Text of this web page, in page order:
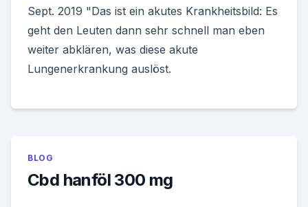
Sept. 2019 "Das ist ein akutes Krankheitsbild: Es
geht den Leuten dann sehr schnell man eben
weiter abklären, was diese akute
Lungenerkrankung auslöst.
BLOG
Cbd hanföl 300 mg